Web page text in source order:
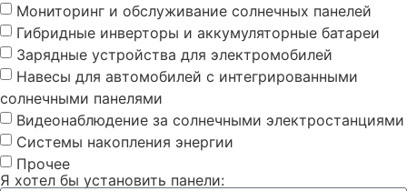
Мониторинг и обслуживание солнечных панелей
Гибридные инверторы и аккумуляторные батареи
Зарядные устройства для электромобилей
Навесы для автомобилей с интегрированными
солнечными панелями
Видеонаблюдение за солнечными электростанциями
Системы накопления энергии
Прочее
Я хотел бы установить панели: